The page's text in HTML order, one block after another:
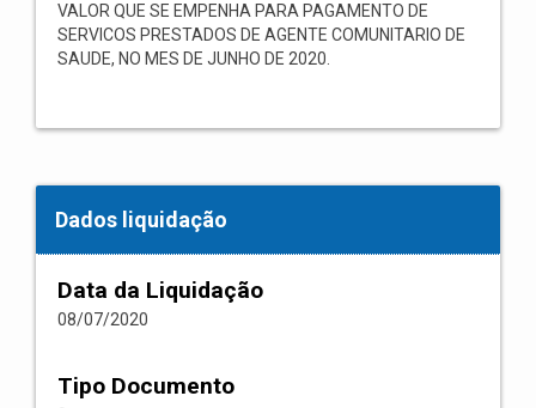
VALOR QUE SE EMPENHA PARA PAGAMENTO DE
SERVICOS PRESTADOS DE AGENTE COMUNITARIO DE
SAUDE, NO MES DE JUNHO DE 2020.
Dados liquidação
Data da Liquidação
08/07/2020
Tipo Documento